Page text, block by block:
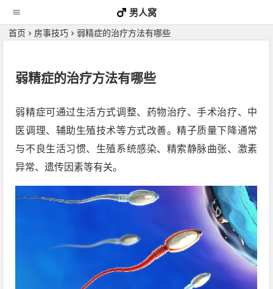
男人窝
首页 房事技巧 弱精症的治疗方法有哪些
弱精症的治疗方法有哪些
弱精症可通过生活方式调整、药物治疗、手术治疗、中
医调理、辅助生殖技术等方式改善。精子质量下降通常
与不良生活习惯、生殖系统感染、精索静脉曲张、激素
异常、遗传因素等有关。